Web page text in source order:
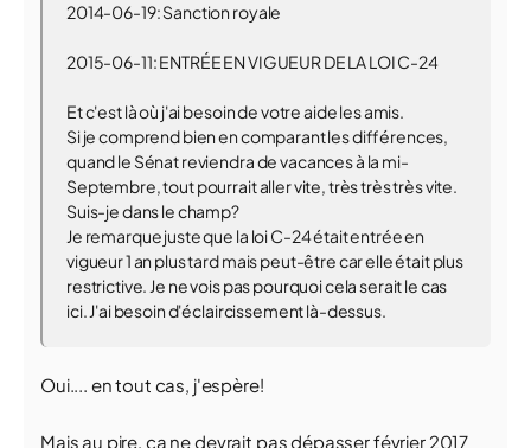
2014-06-19: Sanction royale
2015-06-11: ENTRÉE EN VIGUEUR DE LA LOI C-24
Et c'est là où j'ai besoin de votre aide les amis.
Si je comprend bien en comparant les différences,
quand le Sénat reviendra de vacances à la mi-
Septembre, tout pourrait aller vite, très très très vite.
Suis-je dans le champ?
Je remarque juste que la loi C-24 était entrée en
vigueur 1 an plus tard mais peut-être car elle était plus
restrictive. Je ne vois pas pourquoi cela serait le cas
ici. J'ai besoin d'éclaircissement là-dessus.
Oui.... en tout cas, j'espère!
Mais au pire, ça ne devrait pas dépasser février 2017